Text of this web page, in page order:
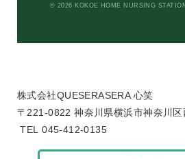
訪問看護を実施する
情報を取得し、及び
看護を行うことにつ
護ステーションの見
© 2026 KOKOE HOME NURSING
株式会社QUESERASERA 心笑
〒221-0822 神奈川県横浜市神奈川区
TEL 045-412-0135